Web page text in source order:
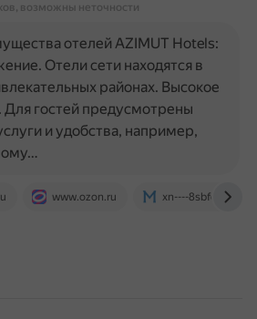
возможны неточности
www.ozon.ru xn----
отелей AZIMUT Hotels:
Отели сети находятся в
районах. Высокое
Для гостей предусмотрены
и удобства, например,